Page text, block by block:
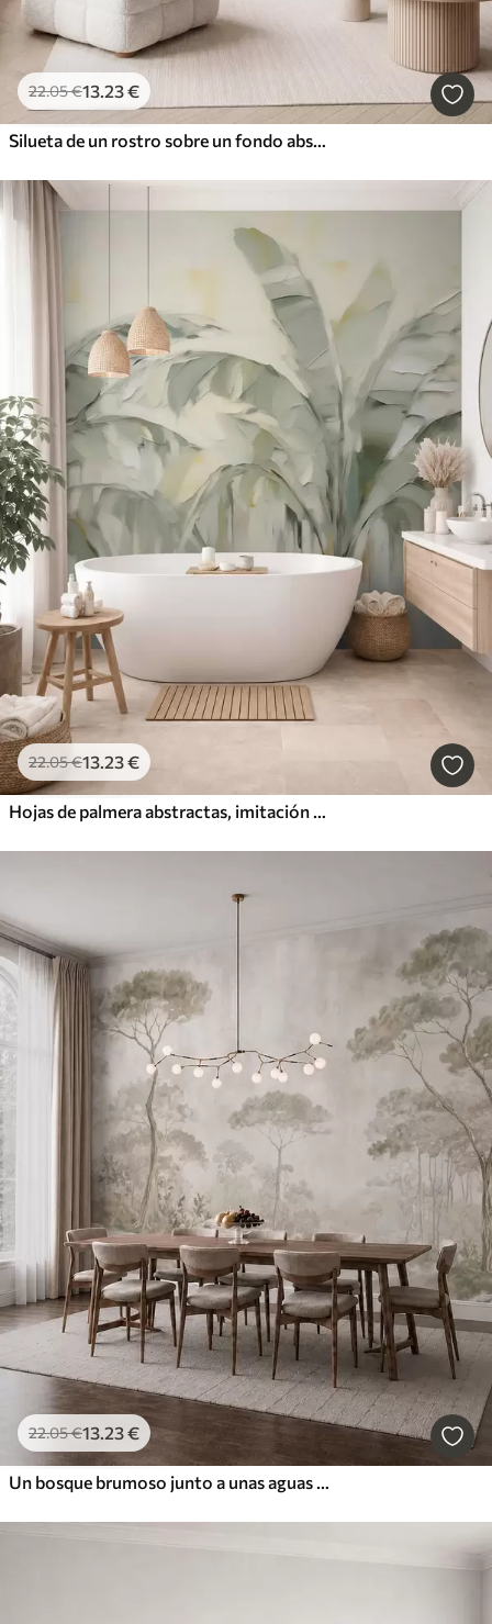
22.05€13 .23€
22.05€13 .23€
22.05€13 .23€